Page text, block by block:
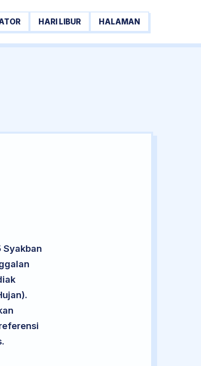
HARI LIBUR HALAMAN
Syakban